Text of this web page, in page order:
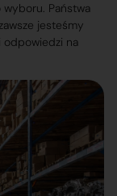
Państwa
jesteśmy
na